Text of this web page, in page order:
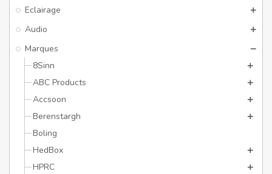
Eclairage
Audio
Marques
8Sinn
ABC Products
Accsoon
Berenstargh
Boling
HedBox
HPRC